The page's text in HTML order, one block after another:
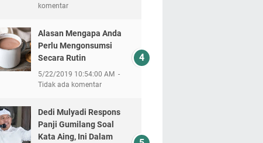
komentar
Alasan Mengapa Anda
Perlu Mengonsumsi
Secara Rutin
5/22/2019 10:54:00 AM
Tidak ada komentar
Dedi Mulyadi Respons
Panji Gumilang Soal
Kata Aing, Ini Dalam